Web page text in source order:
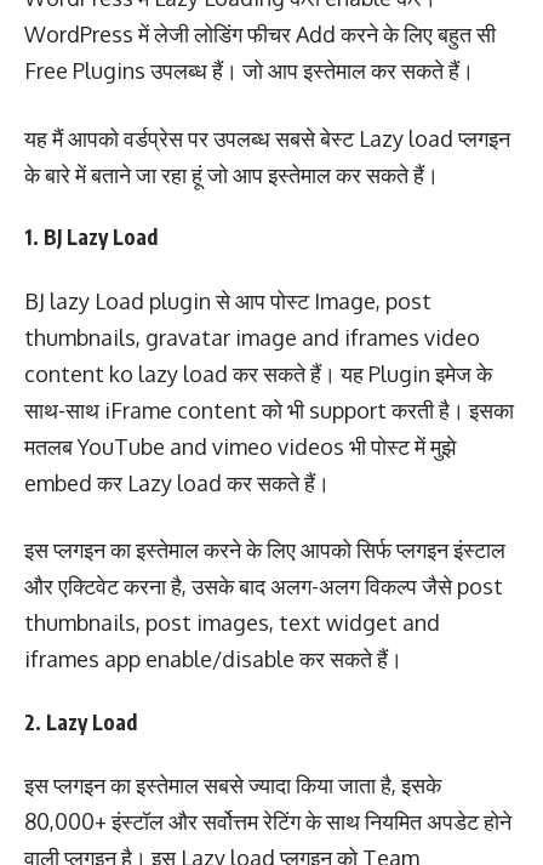
WordPress में लेजी लोडिंग फीचर Add करने के लिए बहुत सी
Free Plugins उपलब्ध हैं। जो आप इस्तेमाल कर सकते हैं।
यह मैं आपको वर्डप्रेस पर उपलब्ध सबसे बेस्ट Lazy load प्लगइन
के बारे में बताने जा रहा हूं जो आप इस्तेमाल कर सकते हैं।
1. BJ Lazy Load
BJ lazy Load plugin से आप पोस्ट Image, post
thumbnails, gravatar image and iframes video
content ko lazy load कर सकते हैं। यह Plugin इमेज के
साथ-साथ iFrame content को भी support करती है। इसका
मतलब YouTube and vimeo videos भी पोस्ट में मुझे
embed कर Lazy load कर सकते हैं।
इस प्लगइन का इस्तेमाल करने के लिए आपको सिर्फ प्लगइन इंस्टाल
और एक्टिवेट करना है, उसके बाद अलग-अलग विकल्प जैसे post
thumbnails, post images, text widget and
iframes app enable/disable कर सकते हैं।
2. Lazy Load
इस प्लगइन का इस्तेमाल सबसे ज्यादा किया जाता है, इसके
80,000+ इंस्टॉल और सर्वोत्तम रेटिंग के साथ नियमित अपडेट होने
वाली प्लगइन है। इस Lazy load प्लगइन को Team